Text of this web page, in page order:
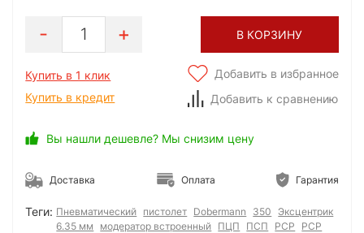
1 В КОРЗИНУ
Купить в 1 клик
Купить в кредит
Добавить в избранное
Добавить к сравнению
Вы нашли дешевле? Мы снизим цену
Доставка Оплата Гарантия
Теги: Пневматический пистолет Dobermann 350
Эксцентрик
6.35 мм
модератор встроенный ПЦП ПСП РСР
PCP